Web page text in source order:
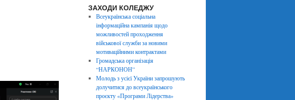
ЗАХОДИ КОЛЕДЖУ
Всеукраїнська соціальна
інформаційна кампанія щодо
можливостей проходження
військової служби за новими
мотиваційними контрактами
Громадська організація
“НАРКОНОН”
Молодь з усієї України запрошують
долучитися до всеукраїнського
проєкту «Програми Лідерства»